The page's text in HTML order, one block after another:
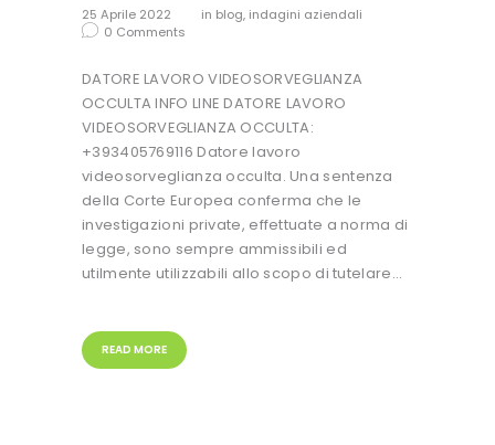
25 Aprile 2022 in blog, indagini aziendali
0 Comments
DATORE LAVORO VIDEOSORVEGLIANZA
OCCULTA INFO LINE DATORE LAVORO
VIDEOSORVEGLIANZA OCCULTA:
+393405769116 Datore lavoro
videosorveglianza occulta. Una sentenza
della Corte Europea conferma che le
investigazioni private, effettuate a norma di
legge, sono sempre ammissibili ed
utilmente utilizzabili allo scopo di tutelare…
READ MORE